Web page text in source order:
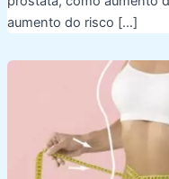
aumento do risco […]